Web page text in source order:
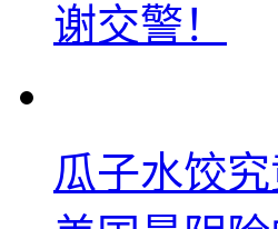
谢交警！
瓜子水饺